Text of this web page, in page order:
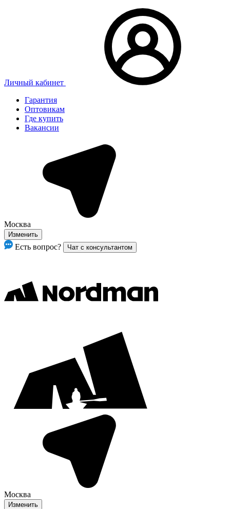
Личный кабинет
Гарантия
Оптовикам
Где купить
Вакансии
Москва
Изменить
Есть вопрос? Чат с консультантом
Москва
Изменить